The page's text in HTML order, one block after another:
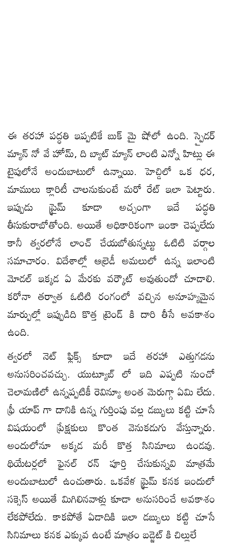
ఈ తరహా పద్ధతి ఇప్పటికే బుక్ మై షోలో ఉంది. స్పైడర్
మ్యాన్ నో వే హోమ్, ది బ్యాట్ మ్యాన్ లాంటి ఎన్నో హిట్లు ఈ
టైపులోనే అందుబాటులో ఉన్నాయి. హెచ్డిలో ఒక ధర,
మాములు క్లారిటీ చాలనుకుంటే మరో రేట్ ఇలా పెట్టారు.
ఇప్పుడు ప్రైమ్ కూడా అచ్చంగా ఇదే పద్ధతి
తీసుకురాబోతోంది. అయితే అధికారికంగా ఇంకా చెప్పలేదు
కానీ త్వరలోనే లాంచ్ చేయబోతున్నట్టు ఓటిటి వర్గాల
సమాచారం. విదేశాల్లో ఆల్రెడీ అమలులో ఉన్న ఇలాంటి
మోడల్ ఇక్కడ ఏ మేరకు వర్కౌట్ అవుతుందో చూడాలి.
కరోనా తర్వాత ఓటిటి రంగంలో వచ్చిన అనూహ్యమైన
మార్పుల్లో ఇప్పుడిది కొత్త ట్రెండ్ కి దారి తీసే అవకాశం
ఉంది.
త్వరలో నెట్ ఫ్లిక్స్ కూడా ఇదే తరహా ఎత్తుగడను
అనుసరించవచ్చు. యుట్యూబ్ లో ఇది ఎప్పటి నుంచో
చెలామణిలో ఉన్నప్పటికీ రెవిన్యూ అంత మెరుగ్గా ఏమి లేదు.
ఫ్రీ యాప్ గా దానికి ఉన్న గుర్తింపు వల్ల డబ్బులు కట్టి చూసే
విషయంలో ప్రేక్షకులు కొంత వెనుకడుగు వేస్తున్నారు.
అందులోనూ అక్కడ మరీ కొత్త సినిమాలు ఉండవు.
థియేటర్లలో ఫైనల్ రన్ పూర్తి చేసుకున్నవి మాత్రమే
అందుబాటులో ఉంచుతారు. ఒకవేళ ప్రైమ్ కనక ఇందులో
సక్సెస్ అయితే మిగిలినవాళ్లు కూడా అనుసరించే అవకాశం
లేకపోలేదు. కాకపోతే ఏడాదికి ఇలా డబ్బులు కట్టి చూసే
సినిమాలు కనక ఎక్కువ ఉంటే మాత్రం బడ్జెట్ కి చిల్లులే